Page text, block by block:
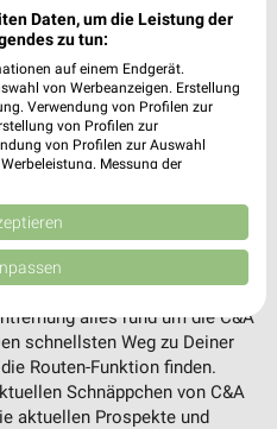
und Entfernung für
in Lüneburg
alles rund um die C&A
schnellsten Weg zu Deiner
Routen-Funktion finden.
Schnäppchen von C&A
aktuellen Prospekte und
Daten, um die Leistung der
zu tun:
auf einem Endgerät.
von Werbeanzeigen. Erstellung
Verwendung von Profilen zur
von Profilen zur
von Profilen zur Auswahl
Messung der
Quellen. Entwicklung und
reduzierter Daten zur Auswahl
Union weitergegeben und in die